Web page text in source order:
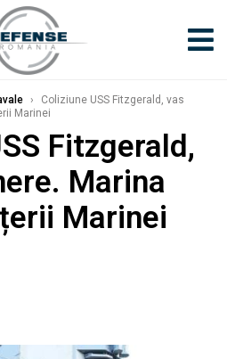
›
Coliziune USS Fitzgerald, vas
Marinei
Fitzgerald,
Marina
Marinei